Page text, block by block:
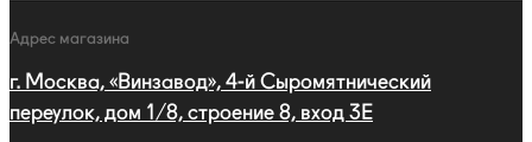
Адрес магазина
г. Москва, «Винзавод», 4-й Сыромятнический
переулок, дом 1/8, строение 8, вход 3E